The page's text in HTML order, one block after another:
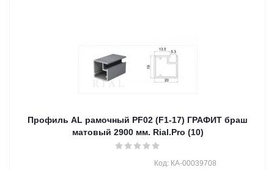
Профиль AL рамочный PF02 (F1-17) ГРАФИТ браш
матовый 2900 мм. Rial.Pro (10)
Код: КА-00039708